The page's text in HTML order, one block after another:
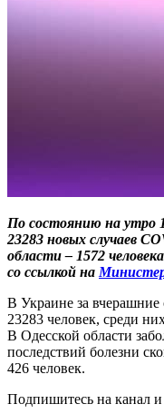
По состоянию на утро
23283 новых случаев
области – 1572
со ссылкой на
В Украине за
23283 человек, среди
В Одесской области
последствий болезни
426 человек.
Подпишитесь на канал и